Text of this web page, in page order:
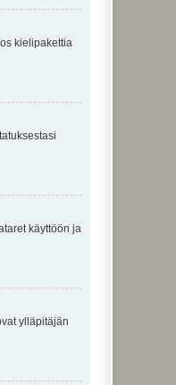
kielipakettia
käyttöön ja
ylläpitäjän